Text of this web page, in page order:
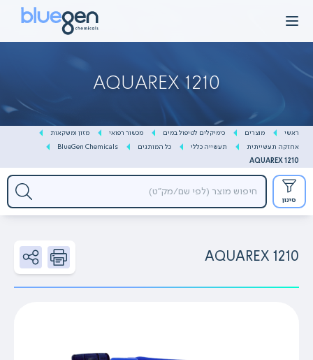
to
AQUAREX 1210
ראשי מוצרים כימיקלים לטיפול במים מכשור רפואי
מזון ומשקאות
אחזקה תעשייתית
תעשייה כללי כל המותגים
BlueGen Chemicals
AQUAREX 1210
סינון
AQUAREX 1210